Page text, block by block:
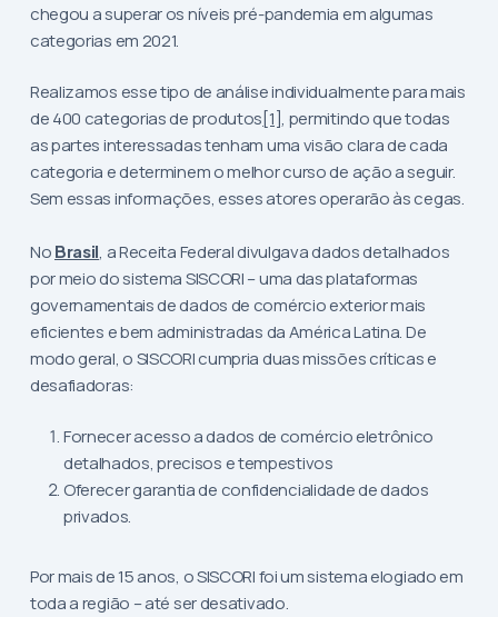
chegou a superar os níveis pré-pandemia em algumas
categorias em 2021.
Realizamos esse tipo de análise individualmente para mais
de 400 categorias de produtos[1], permitindo que todas
as partes interessadas tenham uma visão clara de cada
categoria e determinem o melhor curso de ação a seguir.
Sem essas informações, esses atores operarão às cegas.
No Brasil, a Receita Federal divulgava dados detalhados
por meio do sistema SISCORI – uma das plataformas
governamentais de dados de comércio exterior mais
eficientes e bem administradas da América Latina. De
modo geral, o SISCORI cumpria duas missões críticas e
desafiadoras:
Fornecer acesso a dados de comércio eletrônico
detalhados, precisos e tempestivos
Oferecer garantia de confidencialidade de dados
privados.
Por mais de 15 anos, o SISCORI foi um sistema elogiado em
toda a região – até ser desativado.